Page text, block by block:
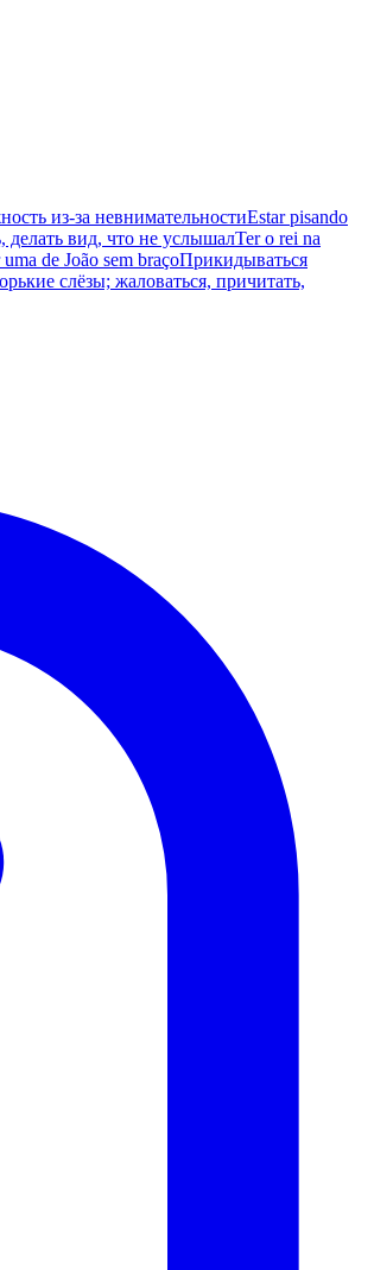
из-за невнимательностиEstar pisando
вид, что не услышалTer o rei na
de João sem braçoПрикидываться
слёзы; жаловаться, причитать,